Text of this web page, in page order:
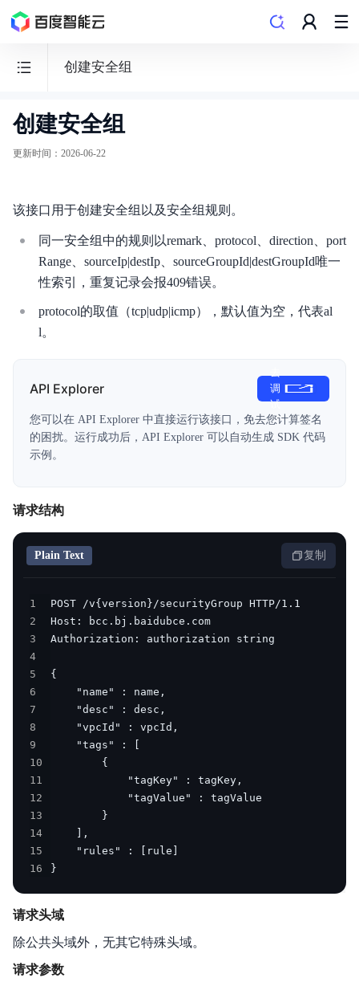
创建安全组
云
服
BCC
功能发布记录
产品描述
快速入门
操作指南
典型实践
API参考
Python-SDK
Python3-SDK
Go-SDK
云助手API参考
云助手SDK参考
运维参考
常见问题
故障处理
服务等级协议SLA
创建安全组
更新时间 ： 2026-06-22
该接口用于创建安全组以及安全组规则。
同一安全组中的规则以remark、protocol、direction、port
Range、sourceIp|destIp、sourceGroupId|destGroupId唯一
性索引，重复记录会报409错误。
protocol的取值（tcp|udp|icmp），默认值为空，代表al
l。
API Explorer
调
试
您可以在 API Explorer 中直接运行该接口，免去您计算签名
的困扰。运行成功后，API Explorer 可以自动生成 SDK 代码
示例。
请求结构
Plain Text 复制
1
2
3
4
5
6
7
8
9
10
11
12
13
14
15
16
}
请求头域
除公共头域外，无其它特殊头域。
请求参数